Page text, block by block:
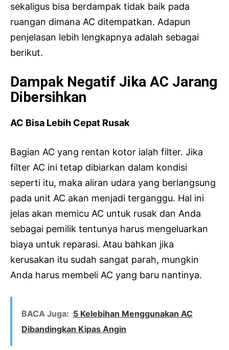
sekaligus bisa berdampak tidak baik pada
ruangan dimana AC ditempatkan. Adapun
penjelasan lebih lengkapnya adalah sebagai
berikut.
Dampak Negatif Jika AC Jarang
Dibersihkan
AC Bisa Lebih Cepat Rusak
Bagian AC yang rentan kotor ialah filter. Jika
filter AC ini tetap dibiarkan dalam kondisi
seperti itu, maka aliran udara yang berlangsung
pada unit AC akan menjadi terganggu. Hal ini
jelas akan memicu AC untuk rusak dan Anda
sebagai pemilik tentunya harus mengeluarkan
biaya untuk reparasi. Atau bahkan jika
kerusakan itu sudah sangat parah, mungkin
Anda harus membeli AC yang baru nantinya.
BACA Juga: 5 Kelebihan Menggunakan AC
Dibandingkan Kipas Angin